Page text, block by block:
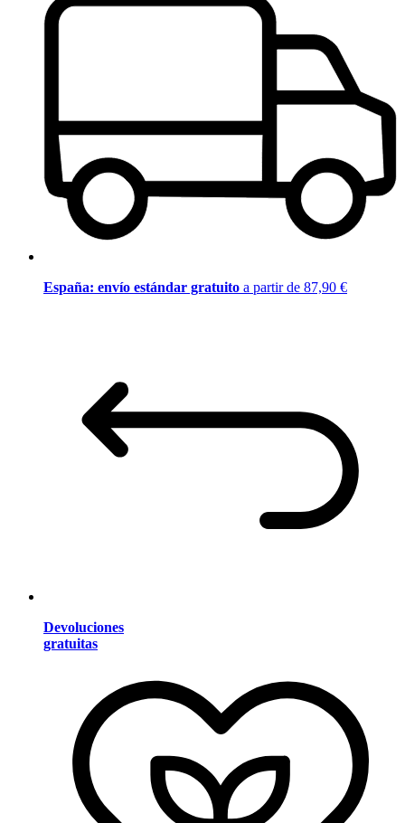
España: envío estándar gratuito a partir de 87,90 €
Devoluciones
gratuitas